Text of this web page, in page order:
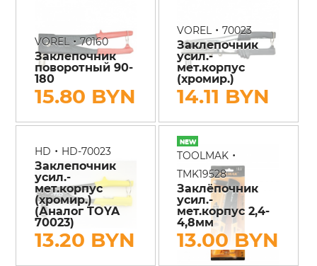
VOREL•70160
Заклепочник
поворотный 90-
180
15.80 BYN
VOREL •70023
Заклепочник
усил.-
мет.корпус
(хромир.)
14.11 BYN
HD • HD-70023
Заклепочник
усил.-
мет.корпус
(хромир.)
(Аналог TOYA
70023)
13.20 BYN
TOOLMAK •
TMK19528
Заклёпочник
усил.-
мет.корпус 2,4-
4,8мм
13.00 BYN